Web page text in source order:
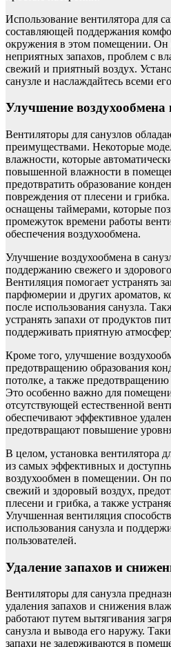
Использование вентилятора для
составляющей поддержания
окружения в этом помещении. Он
неприятных запахов, проблем с
свежий и приятный воздух.
санузле и наслаждайтесь всеми
Улучшение
Вентиляторы для санузлов
преимуществами. Некоторые
влажности, которые
повышенной влажности в
предотвратить образование
повреждения от плесени и
оснащены таймерами, которые
промежуток времени работы
обеспечения воздухообмена.
Улучшение воздухообмена в
поддержанию свежего и
Вентиляция помогает устранять
парфюмерии и других ароматов,
после использования санузла.
устранять запахи от продуктов
поддерживать приятную
Кроме того, улучшение
предотвращению образования
потолке, а также предотвращению
Это особенно важно для
отсутствующей естественной
обеспечивают эффективное
предотвращают повышение
В целом, установка вентилятора
из самых эффективных и
воздухообмен в помещении. Он
свежий и здоровый воздух,
плесени и грибка, а также
Улучшенная вентиляция
использования санузла и
пользователей.
Удаление запахов и
Вентиляторы для санузла
удаления запахов и снижения
работают путем вытягивания
санузла и вывода его наружу.
запахи не задерживаются в